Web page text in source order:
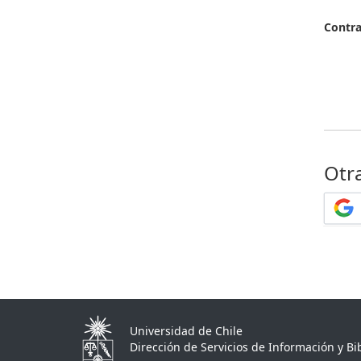
Universidad de Chile
Dirección de Servicios de Información y